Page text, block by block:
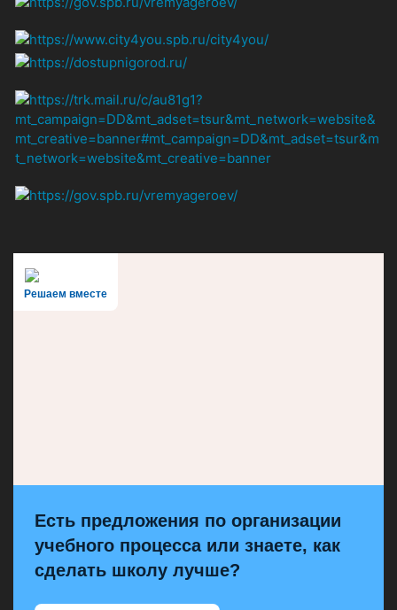
Решаем вместе
Есть предложения по организации
учебного процесса или знаете, как
сделать школу лучше?